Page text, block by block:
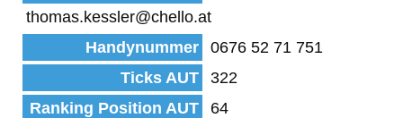
thomas.kessler@chello.at
Handynummer
0676 52 71 751
Ticks AUT
322
Ranking Position AUT
64